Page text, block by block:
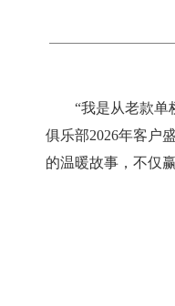
“我是从老款单
俱乐部2026年客户
的温暖故事，不仅